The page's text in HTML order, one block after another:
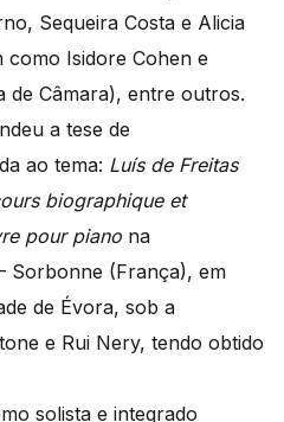
Sequeira Costa e Alicia
Isidore Cohen e
de Câmara), entre outros.
a tese de
ao tema: Luís de Freitas
biographique et
pour piano na
Sorbonne (França), em
de Évora, sob a
e Rui Nery, tendo obtido
solista e integrado